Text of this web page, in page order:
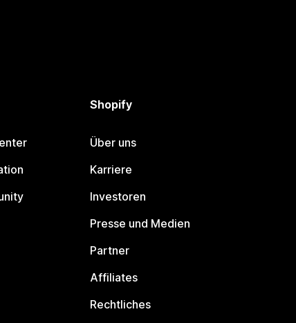
Shopify
Über uns
Karriere
Investoren
Presse und Medien
Partner
Affiliates
Rechtliches